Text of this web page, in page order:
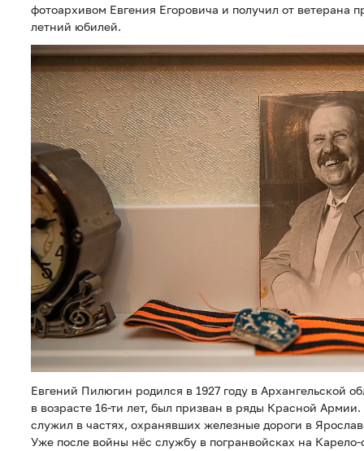
фотоархивом Евгения Егоровича и получил от ветерана
летний юбилей.
Евгений Пилюгин родился в 1927 году в Архангельской
в возрасте 16-ти лет, был призван в ряды Красной
служил в частях, охранявших железные дороги в
Уже после войны нёс службу в погранвойсках на